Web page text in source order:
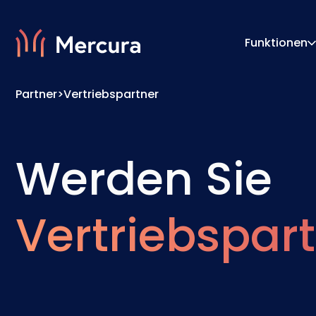
Funktionen
Partner>Vertriebspartner
Werden Sie